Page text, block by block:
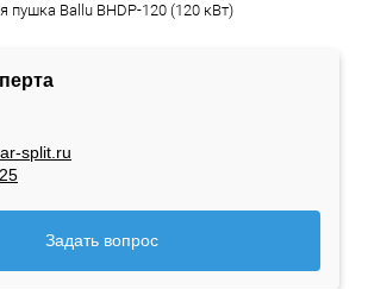
пушка Ballu BHDP-120 (120 кВт)
split.ru
Задать вопрос